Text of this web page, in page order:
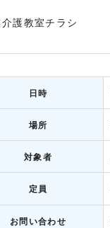
護教室チラシ
日時
場所
対象者
定員
お問い合わせ